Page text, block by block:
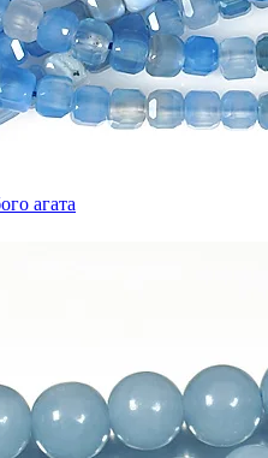
агата